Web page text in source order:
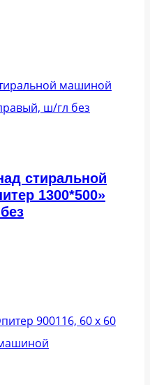
стиральной
1300*500»